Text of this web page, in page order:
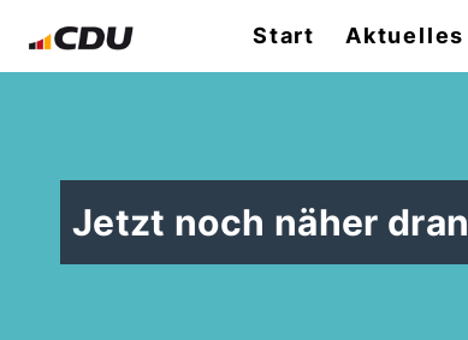
Start Aktuelles
Jetzt noch näher dran